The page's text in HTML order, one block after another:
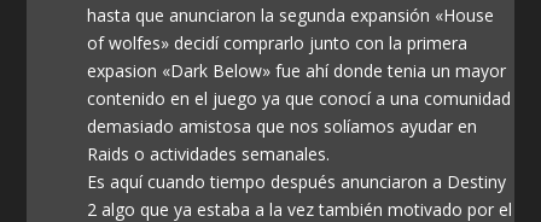
hasta que anunciaron la segunda expansión «House
of wolfes» decidí comprarlo junto con la primera
expasion «Dark Below» fue ahí donde tenia un mayor
contenido en el juego ya que conocí a una comunidad
demasiado amistosa que nos solíamos ayudar en
Raids o actividades semanales.
Es aquí cuando tiempo después anunciaron a Destiny
2 algo que ya estaba a la vez también motivado por el